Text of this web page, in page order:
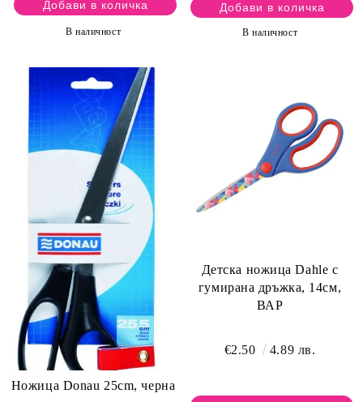
В наличност В наличност
Ножица Donau 25cm, черна
Детска ножица Dahle с
гумирана дръжка, 14см,
ВАР
€2.50 4.89 лв.